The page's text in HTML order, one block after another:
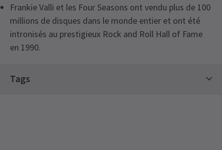
Frankie Valli et les Four Seasons ont vendu plus de 100
millions de disques dans le monde entier et ont été
intronisés au prestigieux Rock and Roll Hall of Fame
en 1990.
Tags